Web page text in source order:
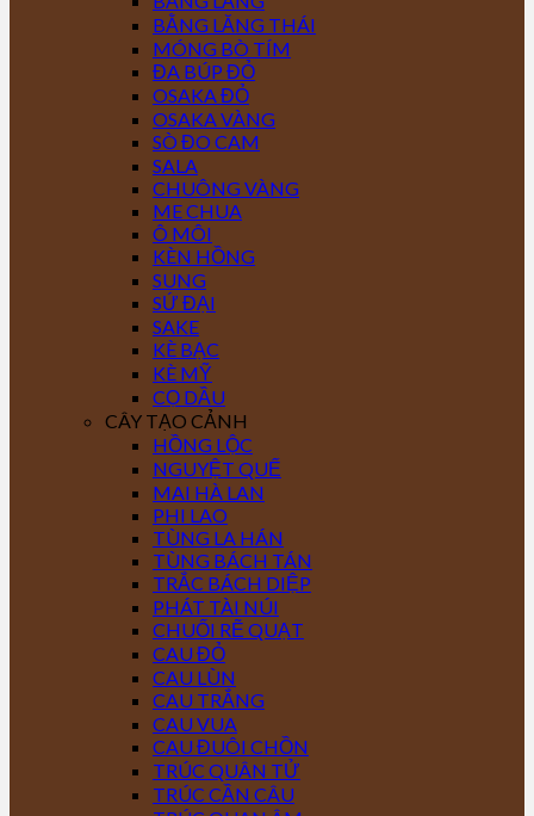
BẰNG LĂNG THÁI
MÓNG BÒ TÍM
ĐA BÚP ĐỎ
OSAKA ĐỎ
OSAKA VÀNG
SÒ ĐO CAM
SALA
CHUÔNG VÀNG
ME CHUA
Ô MÔI
KÈN HỒNG
SUNG
SỨ ĐẠI
SAKE
KÈ BẠC
KÈ MỸ
CỌ DẦU
CÂY TẠO CẢNH
HỒNG LỘC
NGUYỆT QUẾ
MAI HÀ LAN
PHI LAO
TÙNG LA HÁN
TÙNG BÁCH TÁN
TRẮC BÁCH DIỆP
PHÁT TÀI NÚI
CHUỐI RẼ QUẠT
CAU ĐỎ
CAU LÙN
CAU TRẮNG
CAU VUA
CAU ĐUÔI CHỒN
TRÚC QUÂN TỬ
TRÚC CẦN CÂU